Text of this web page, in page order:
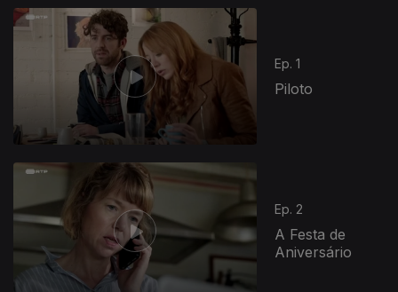
Ep. 1
Piloto
Ep. 2
A Festa de
Aniversário